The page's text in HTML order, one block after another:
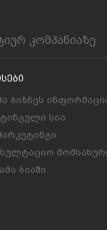
კომპანიაზე
ბიზნეს
სია
ბიაში